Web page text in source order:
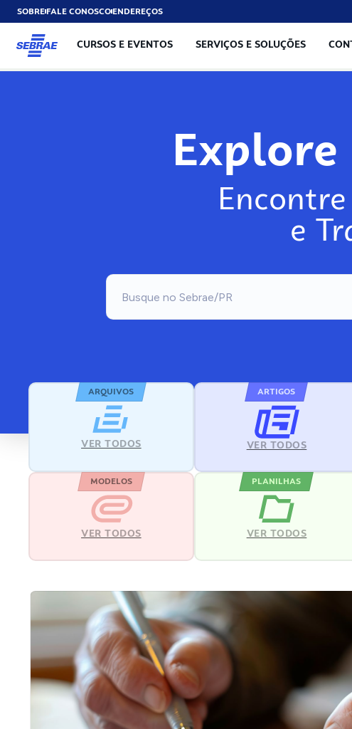
SOBREFALE CONOSCOENDEREÇOS
CURSOS E EVENTOS SERVIÇOS E SOLUÇÕES
Explore
e
ARQUIVOS
VER TODOS
ARTIGOS
VER TODOS
MODELOS
VER TODOS
PLANILHAS
VER TODOS